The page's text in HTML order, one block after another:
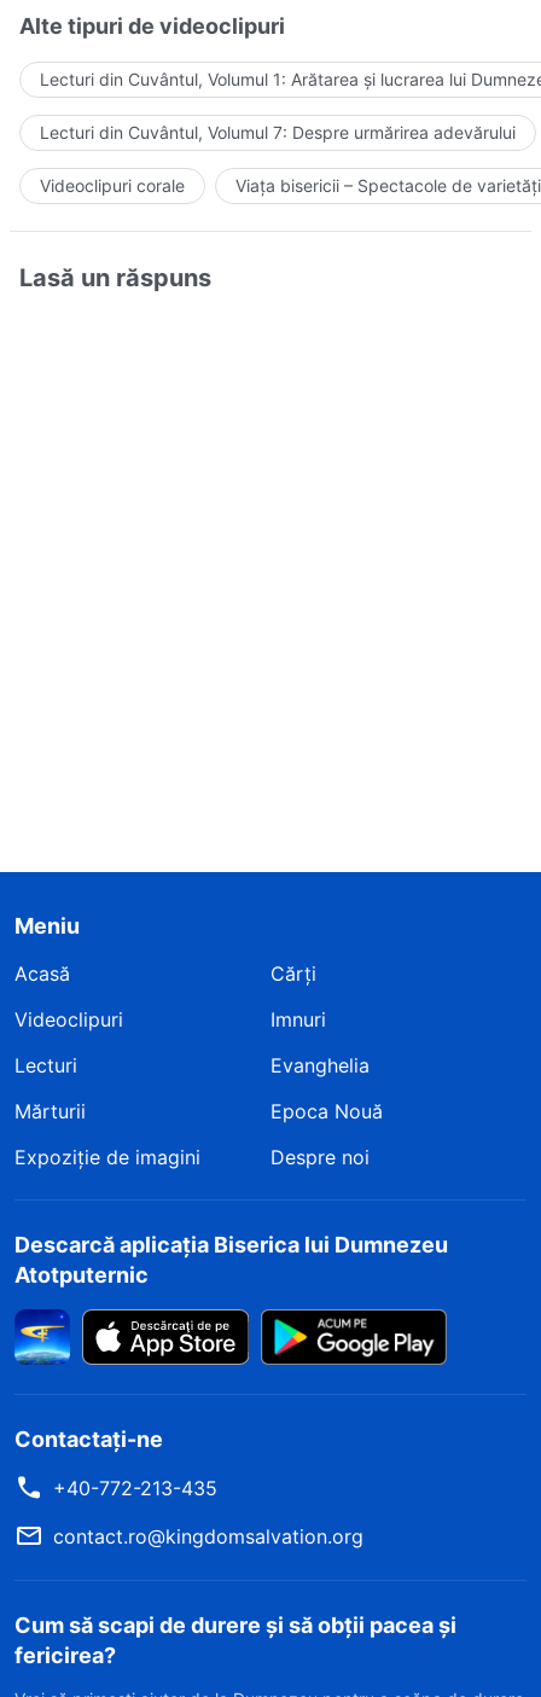
Alte tipuri de videoclipuri
Lecturi din Cuvântul, Volumul 1: Arătarea și lucrarea lui
Lecturi din Cuvântul, Volumul 7: Despre urmărirea adevărului
Videoclipuri corale Viața bisericii – Spectacole de varietăți
Lasă un răspuns
Meniu
Acasă
Cărți
Videoclipuri
Imnuri
Lecturi
Evanghelia
Mărturii
Epoca Nouă
Expoziție de imagini
Despre noi
Descarcă aplicația Biserica lui Dumnezeu
Atotputernic
Contactați-ne
+40-772-213-435
contact.ro@kingdomsalvation.org
Cum să scapi de durere și să obții pacea și
fericirea?